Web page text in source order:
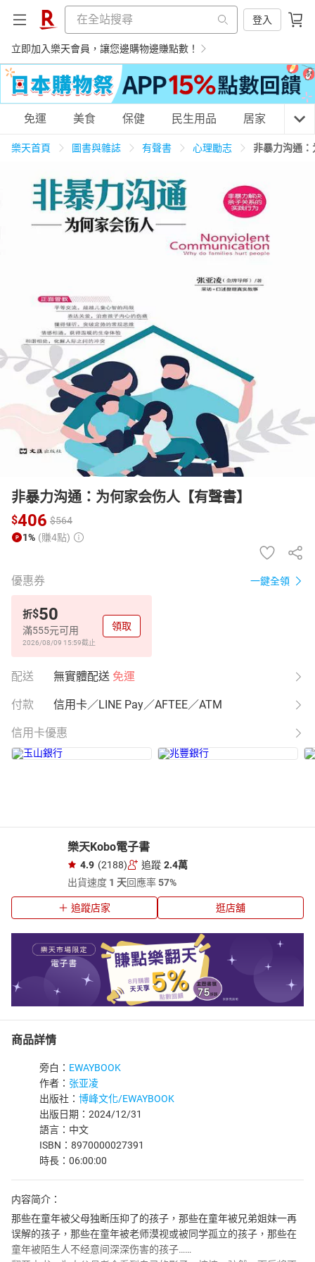
登入
立即加入樂天會員，讓您邊購物邊賺點數！
購物網分類
天天免運 美食蛋糕 養生保健 民生用品
運動休閒 親子玩具
女裝 男裝
日本購物 電子/紙本書
HOT
免運 美食 保健 民生用品 居家 3C
樂天首頁 圖書與雜誌 有聲書 心理勵志 非暴力沟通
非暴力沟通：为何家会伤人【有聲書】
$406 $564
1% (賺4點)
優惠券 一鍵全領
折$50
滿555元可用
2026/08/09 15:59截止
領取
配送 無實體配送 免運
付款 信用卡／LINE Pay／AFTEE／ATM
信用卡優惠
樂天Kobo電子書
4.9 (2188) 追蹤 2.4萬
出貨速度 1 天回應率57%
追蹤店家 逛店舖
商品詳情
旁白： EWAYBOOK
作者： 张亚凌
出版社： 博峰文化/EWAYBOOK
出版日期：2024/12/31
語言：中文
ISBN：8970000027391
時長：06:00:00
内容简介：
那些在童年被父母独断压抑了的孩子，那些在童年被兄弟姐妹一再
误解的孩子，那些在童年被老师漠视或被同学孤立的孩子，那些在
童年被陌生人不经意间深深伤害的孩子……